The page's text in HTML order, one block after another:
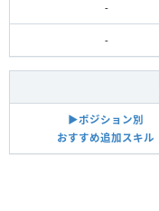
-
-
▶︎ポジション別
おすすめ追加スキル